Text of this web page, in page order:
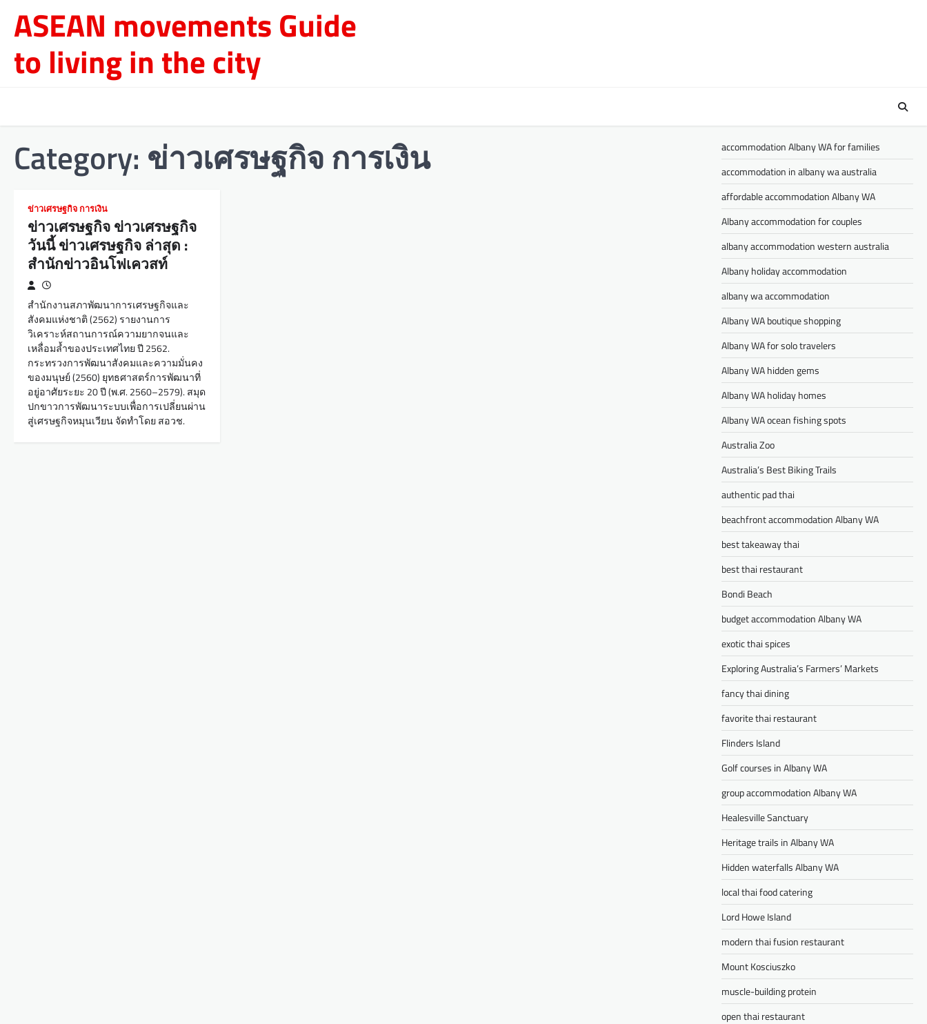
content
ASEAN movements Guide
to living in the city
Category: ข่าวเศรษฐกิจ การเงิน
ข่าวเศรษฐกิจ การเงิน
ข่าวเศรษฐกิจ ข่าวเศรษฐกิจ
วันนี้ ข่าวเศรษฐกิจ ล่าสุด :
สำนักข่าวอินโฟเควสท์
สำนักงานสภาพัฒนาการเศรษฐกิจและ
สังคมแห่งชาติ (2562) รายงานการ
วิเคราะห์สถานการณ์ความยากจนและ
เหลื่อมล้ำของประเทศไทย ปี 2562.
กระทรวงการพัฒนาสังคมและความมั่นคง
ของมนุษย์ (2560) ยุทธศาสตร์การพัฒนาที่
อยู่อาศัยระยะ 20 ปี (พ.ศ. 2560–2579). สมุด
ปกขาวการพัฒนาระบบเพื่อการเปลี่ยนผ่าน
สู่เศรษฐกิจหมุนเวียน จัดทำโดย สอวช.
accommodation Albany WA for families
accommodation in albany wa australia
affordable accommodation Albany WA
Albany accommodation for couples
albany accommodation western australia
Albany holiday accommodation
albany wa accommodation
Albany WA boutique shopping
Albany WA for solo travelers
Albany WA hidden gems
Albany WA holiday homes
Albany WA ocean fishing spots
Australia Zoo
Australia’s Best Biking Trails
authentic pad thai
beachfront accommodation Albany WA
best takeaway thai
best thai restaurant
Bondi Beach
budget accommodation Albany WA
exotic thai spices
Exploring Australia’s Farmers’ Markets
fancy thai dining
favorite thai restaurant
Flinders Island
Golf courses in Albany WA
group accommodation Albany WA
Healesville Sanctuary
Heritage trails in Albany WA
Hidden waterfalls Albany WA
local thai food catering
Lord Howe Island
modern thai fusion restaurant
Mount Kosciuszko
muscle-building protein
open thai restaurant